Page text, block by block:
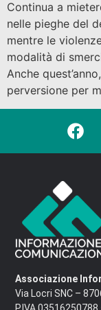
Continua a
nelle pieghe del
mentre le
modalità di
Anche
perversione per
Associazione
Via Locri SNC –